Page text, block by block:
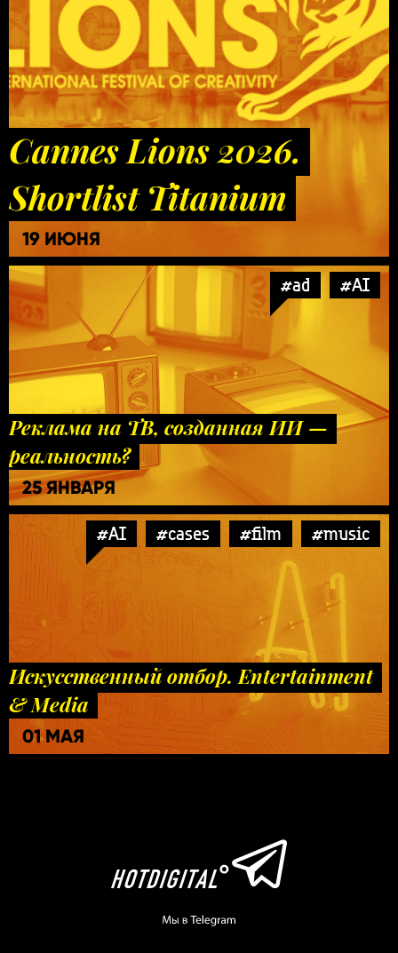
Cannes Lions 2026.
Shortlist Titanium
19 ИЮНЯ
#ad #AI
Реклама на ТВ, созданная ИИ —
реальность?
25 ЯНВАРЯ
#AI #cases #film #music
Искусственный отбор. Entertainment
& Media
01 МАЯ